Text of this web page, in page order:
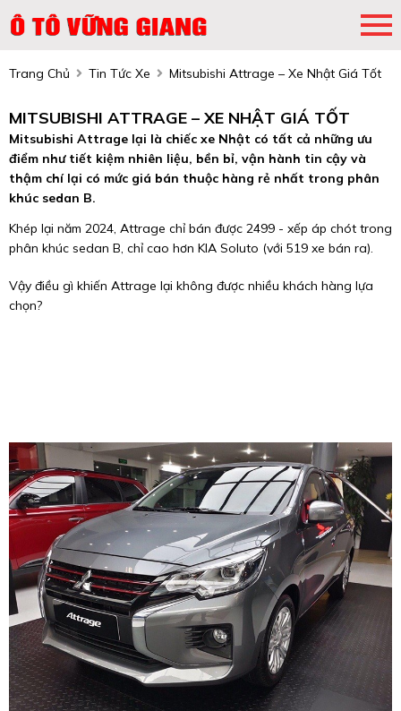
Trang Chủ Tin Tức Xe Mitsubishi Attrage – Xe Nhật Giá Tốt
MITSUBISHI ATTRAGE – XE NHẬT GIÁ TỐT
Mitsubishi Attrage lại là chiếc xe Nhật có tất cả những ưu
điểm như tiết kiệm nhiên liệu, bền bỉ, vận hành tin cậy và
thậm chí lại có mức giá bán thuộc hàng rẻ nhất trong phân
khúc sedan B.
Khép lại năm 2024, Attrage chỉ bán được 2499 - xếp áp chót trong
phân khúc sedan B, chỉ cao hơn KIA Soluto (với 519 xe bán ra).
Vậy điều gì khiến Attrage lại không được nhiều khách hàng lựa
chọn?